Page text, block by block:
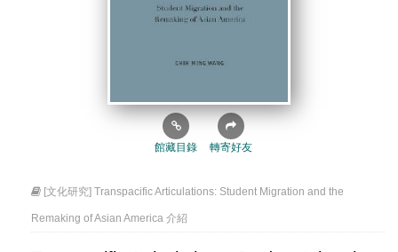
館藏目錄 轉寄好友
[文化研究] Transpacific Articulations: Student Migration and the
Remaking of Asian America 介紹